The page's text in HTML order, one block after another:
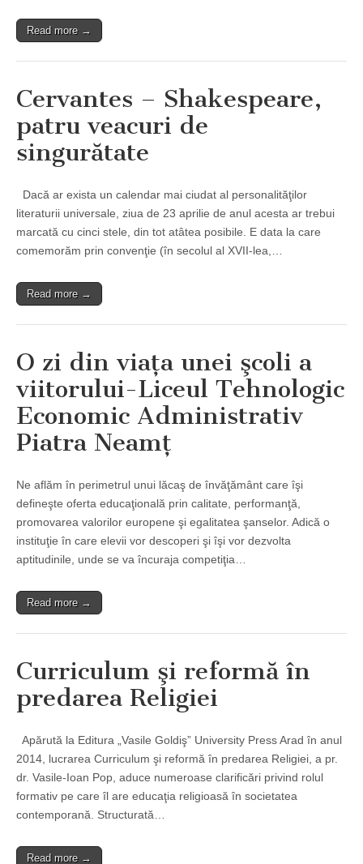
Read more →
Cervantes – Shakespeare,
patru veacuri de
singurătate
Dacă ar exista un calendar mai ciudat al personalităţilor
literaturii universale, ziua de 23 aprilie de anul acesta ar trebui
marcată cu cinci stele, din tot atâtea posibile. E data la care
comemorăm prin convenţie (în secolul al XVII-lea,…
Read more →
O zi din viaţa unei şcoli a
viitorului-Liceul Tehnologic
Economic Administrativ
Piatra Neamţ
Ne aflăm în perimetrul unui lăcaş de învăţământ care îşi
defineşte oferta educaţională prin calitate, performanţă,
promovarea valorilor europene şi egalitatea şanselor. Adică o
instituţie în care elevii vor descoperi şi îşi vor dezvolta
aptitudinile, unde se va încuraja competiţia…
Read more →
Curriculum şi reformă în
predarea Religiei
Apărută la Editura „Vasile Goldiş” University Press Arad în anul
2014, lucrarea Curriculum şi reformă în predarea Religiei, a pr.
dr. Vasile-Ioan Pop, aduce numeroase clarificări privind rolul
formativ pe care îl are educaţia religioasă în societatea
contemporană. Structurată…
Read more →